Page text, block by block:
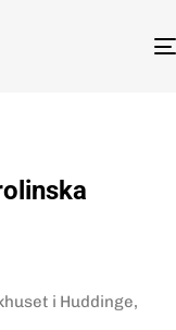
i Huddinge,